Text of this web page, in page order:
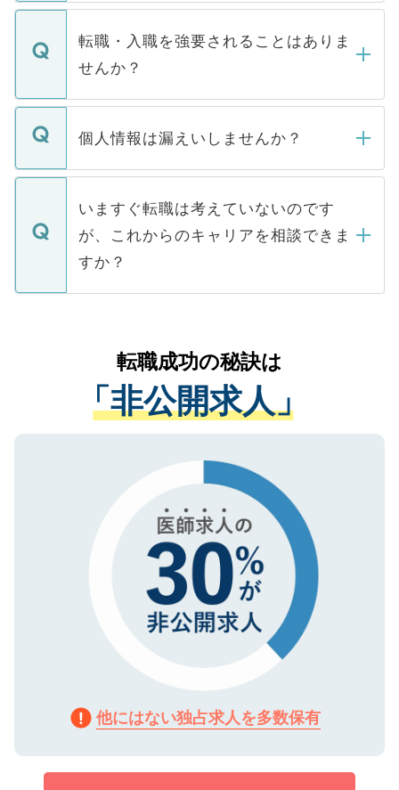
ます。通常、5営業日以内にはご連絡をせて
いただきますので、しばらくお待ちくださ
い。
マイナビDOCTORで取り扱っている求人の
うち約3割は、Webサイトからご覧いただ
けない「非公開求人」です。非公開求人は
下記の理由によって、一般には公開してい
ません。
■応募殺到を避けるため 人気のある医療機
関を公にしてしまうと、応募が殺到する場
に、医療機関が求める条件に合った人材の
みを人材紹介会社に依頼するケースが増え
ています。
転職・入職を強要されることはありま
せんか？
転職・入職を強要することは一切ありませ
ん。また、仮に応募先から内定をいただい
定を承諾する必要はありません。内定先へ
の辞退の連絡はキャリアパートナーが行い
ますので、ご安心ください。
個人情報は漏えいしませんか？
個人情報が漏えいすることはありませんの
で、ご安心ください。当サイトからの登録
などで収集したご登録者様の個人情報は、
ご本人のキャリアアップおよび転職活動の
支援を目的に使用いたします。お預かりし
ているすべての個人データはご本人の許可
は、個人情報の取り扱いについての厳密な
管理基準を満たした事業者のみに付与され
る、プライバシーマークを取得済みです。
ご登録いただいた個人情報は、SSL（デー
で、機密保持に関してもご安心ください。
いますぐ転職は考えていないのです
が、これからのキャリアを相談できま
すか？
かがいして、現在の医療機関の状況や紹介
経験をまじえながら、適切なアドバイスを
させていただきます。すぐにご転職をされ
ない方には、長期的なサポートが可能です
ので、まずはご登録ください。
転職成功の秘訣は
「非公開求人」
他にはない独占求人を多数保有